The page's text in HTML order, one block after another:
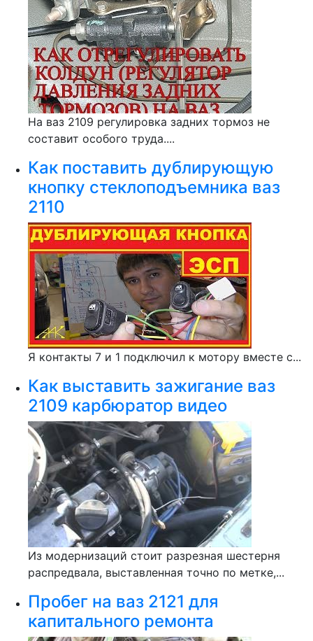
На ваз 2109 регулировка задних тормоз не
составит особого труда....
Как поставить дублирующую
кнопку стеклоподъемника ваз
2110
Я контакты 7 и 1 подключил к мотору вместе с...
Как выставить зажигание ваз
2109 карбюратор видео
Из модернизаций стоит разрезная шестерня
распредвала, выставленная точно по метке,...
Пробег на ваз 2121 для
капитального ремонта